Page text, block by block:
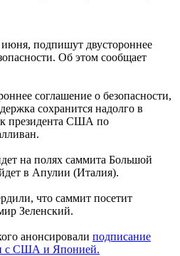
подпишут двустороннее
Об этом сообщает
соглашение о безопасности,
сохранится надолго в
президента США по
на полях саммита Большой
в Апулии (Италия).
что саммит посетит
Зеленский.
анонсировали подписание
с США и Японией.